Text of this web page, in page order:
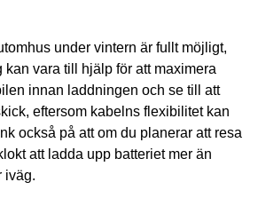
under vintern är fullt möjligt,
kan vara till hjälp för att maximera
innan laddningen och se till att
eftersom kabelns flexibilitet kan
också på att om du planerar att resa
att ladda upp batteriet mer än
iväg.